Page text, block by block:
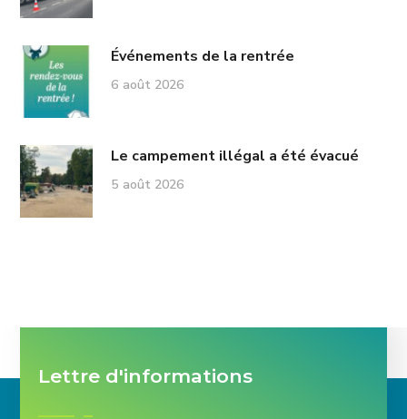
Événements de la rentrée
6 août 2026
Le campement illégal a été évacué
5 août 2026
Lettre d'informations